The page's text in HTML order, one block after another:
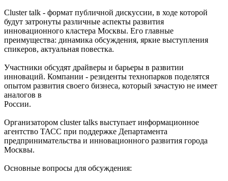
Cluster talk - формат публичной дискуссии, в ходе которой
будут затронуты различные аспекты развития
инновационного кластера Москвы. Его главные
преимущества: динамика обсуждения, яркие выступления
спикеров, актуальная повестка.
Участники обсудят драйверы и барьеры в развитии
инноваций. Компании - резиденты технопарков поделятся
опытом развития своего бизнеса, который зачастую не имеет
аналогов в
России.
Организатором cluster talks выступает информационное
агентство ТАСС при поддержке Департамента
предпринимательства и инновационного развития города
Москвы.
Основные вопросы для обсуждения: